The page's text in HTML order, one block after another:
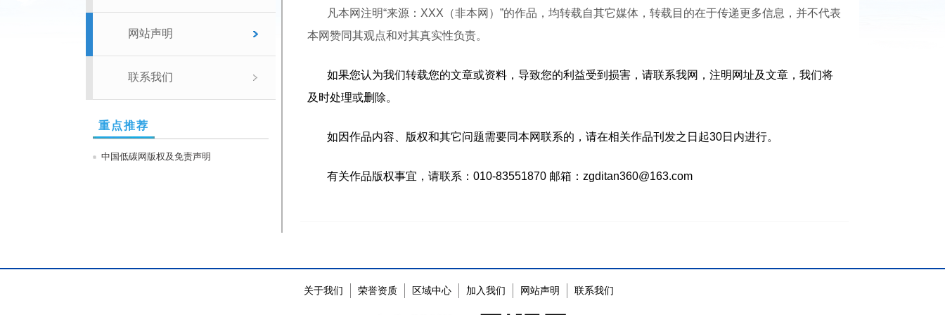
网站声明
联系我们
重点推荐
中国低碳网版权及免责声明
凡本网注明“来源：XXX（非本网）”的作品，均转载自其它媒体，转载目的在于传递更多信息，并不代表
本网赞同其观点和对其真实性负责。
如果您认为我们转载您的文章或资料，导致您的利益受到损害，请联系我网，注明网址及文章，我们将
及时处理或删除。
如因作品内容、版权和其它问题需要同本网联系的，请在相关作品刊发之日起30日内进行。
有关作品版权事宜，请联系：010-83551870 邮箱：zgditan360@163.com
关于我们 荣誉资质 区域中心 加入我们 网站声明 联系我们